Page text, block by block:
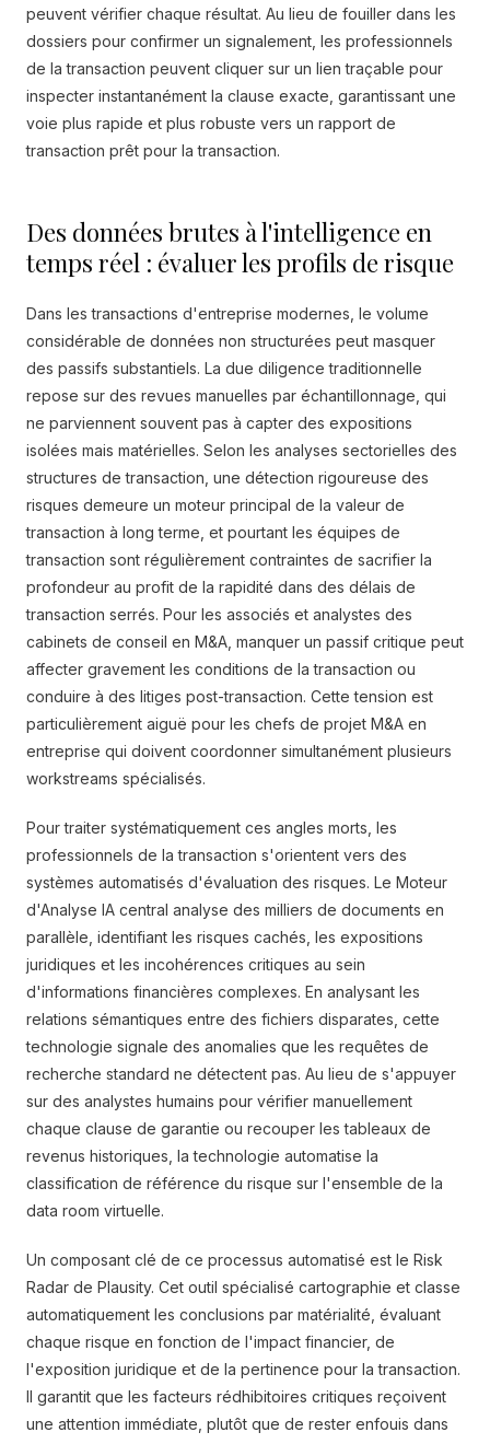
peuvent vérifier chaque résultat. Au lieu de fouiller dans les
dossiers pour confirmer un signalement, les professionnels
de la transaction peuvent cliquer sur un lien traçable pour
inspecter instantanément la clause exacte, garantissant une
voie plus rapide et plus robuste vers un rapport de
transaction prêt pour la transaction.
Des données brutes à l'intelligence en
temps réel : évaluer les profils de risque
Dans les transactions d'entreprise modernes, le volume
considérable de données non structurées peut masquer
des passifs substantiels. La due diligence traditionnelle
repose sur des revues manuelles par échantillonnage, qui
ne parviennent souvent pas à capter des expositions
isolées mais matérielles. Selon les analyses sectorielles des
structures de transaction, une détection rigoureuse des
risques demeure un moteur principal de la valeur de
transaction à long terme, et pourtant les équipes de
transaction sont régulièrement contraintes de sacrifier la
profondeur au profit de la rapidité dans des délais de
transaction serrés. Pour les associés et analystes des
cabinets de conseil en M&A, manquer un passif critique peut
affecter gravement les conditions de la transaction ou
conduire à des litiges post-transaction. Cette tension est
particulièrement aiguë pour les chefs de projet M&A en
entreprise qui doivent coordonner simultanément plusieurs
workstreams spécialisés.
Pour traiter systématiquement ces angles morts, les
professionnels de la transaction s'orientent vers des
systèmes automatisés d'évaluation des risques. Le Moteur
d'Analyse IA central analyse des milliers de documents en
parallèle, identifiant les risques cachés, les expositions
juridiques et les incohérences critiques au sein
d'informations financières complexes. En analysant les
relations sémantiques entre des fichiers disparates, cette
technologie signale des anomalies que les requêtes de
recherche standard ne détectent pas. Au lieu de s'appuyer
sur des analystes humains pour vérifier manuellement
chaque clause de garantie ou recouper les tableaux de
revenus historiques, la technologie automatise la
classification de référence du risque sur l'ensemble de la
data room virtuelle.
Un composant clé de ce processus automatisé est le Risk
Radar de Plausity. Cet outil spécialisé cartographie et classe
automatiquement les conclusions par matérialité, évaluant
chaque risque en fonction de l'impact financier, de
l'exposition juridique et de la pertinence pour la transaction.
Il garantit que les facteurs rédhibitoires critiques reçoivent
une attention immédiate, plutôt que de rester enfouis dans